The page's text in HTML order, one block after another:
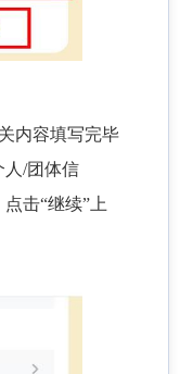
内容填写完毕
人/团体信
击“继续”上